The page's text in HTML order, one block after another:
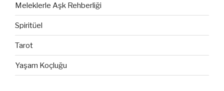
Meleklerle Aşk Rehberliği
Spiritüel
Tarot
Yaşam Koçluğu